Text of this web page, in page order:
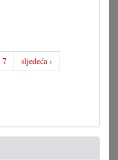
7
sljedeća ›